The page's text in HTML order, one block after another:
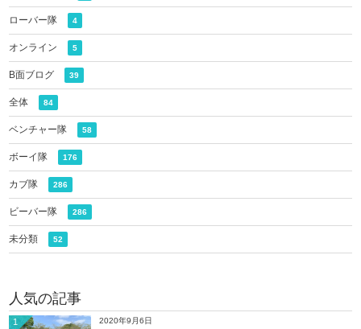
ローバー隊 4
オンライン 5
B面ブログ 39
全体 84
ベンチャー隊 58
ボーイ隊 176
カブ隊 286
ビーバー隊 286
未分類 52
人気の記事
2020年9月6日
1